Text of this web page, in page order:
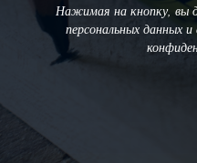
Нажимая на кнопку, вы
персональных данных